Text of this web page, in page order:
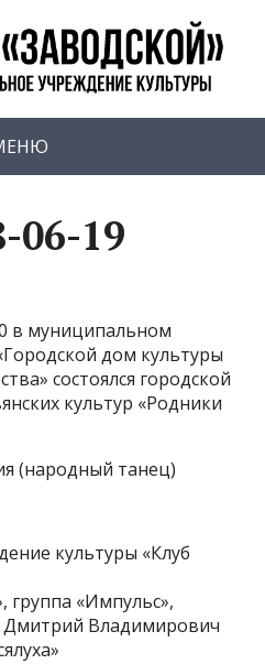
06-19
в муниципальном
дом культуры
состоялся городской
культур «Родники
(народный танец)
культуры «Клуб
группа «Импульс»,
Дмитрий Владимирович